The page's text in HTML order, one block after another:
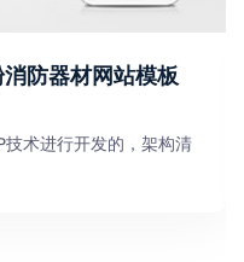
防器材网站模板
术进行开发的，架构清